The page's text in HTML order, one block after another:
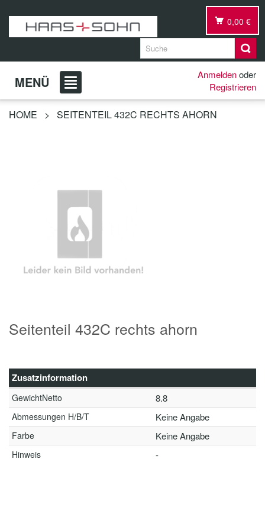
0,00 €
MENÜ Anmeldenoder
Registrieren
HOME > SEITENTEIL 432C RECHTS AHORN
Seitenteil 432C rechts ahorn
Zusatzinformation
GewichtNetto 8.8
Abmessungen H/B/T Keine Angabe
Farbe Keine Angabe
Hinweis -